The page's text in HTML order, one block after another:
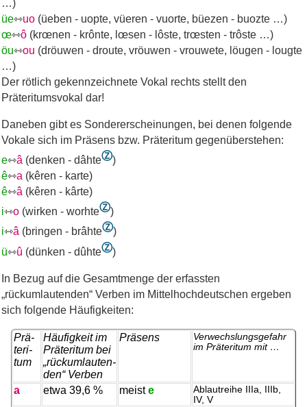
…)
üe⇿uo (üeben - uopte, vüeren - vuorte, büezen - buozte …)
œ⇿ô (krœnen - krônte, lœsen - lôste, trœsten - trôste …)
öu⇿ou (dröuwen - droute, vröuwen - vrouwete, löugen - lougte
…)
Der rötlich gekennzeichnete Vokal rechts stellt den
Präteritumsvokal dar!
Daneben gibt es Sondererscheinungen, bei denen folgende
Vokale sich im Präsens bzw. Präteritum gegenüberstehen:
e⇿â (denken - dâhteⓏ)
ê⇿a (kêren - karte)
ê⇿â (kêren - kârte)
i⇿o (wirken - worhteⓏ)
i⇿â (bringen - brâhteⓏ)
ü⇿û (dünken - dûhteⓏ)
In Bezug auf die Gesamtmenge der erfassten
„rückumlautenden“ Verben im Mittelhochdeutschen ergeben
sich folgende Häufigkeiten:
Prä­
te­ri­
tum
Häufig­keit im
Prä­te­ri­tum bei
„rück­um­lau­ten­
den“ Ver­ben
Prä­sens
Ver­wechs­lungs­ge­fahr
im Prä­te­ri­tum mit …
a etwa 39,6 % meiste
Ab­laut­rei­he IIIa, IIIb,
IV, V